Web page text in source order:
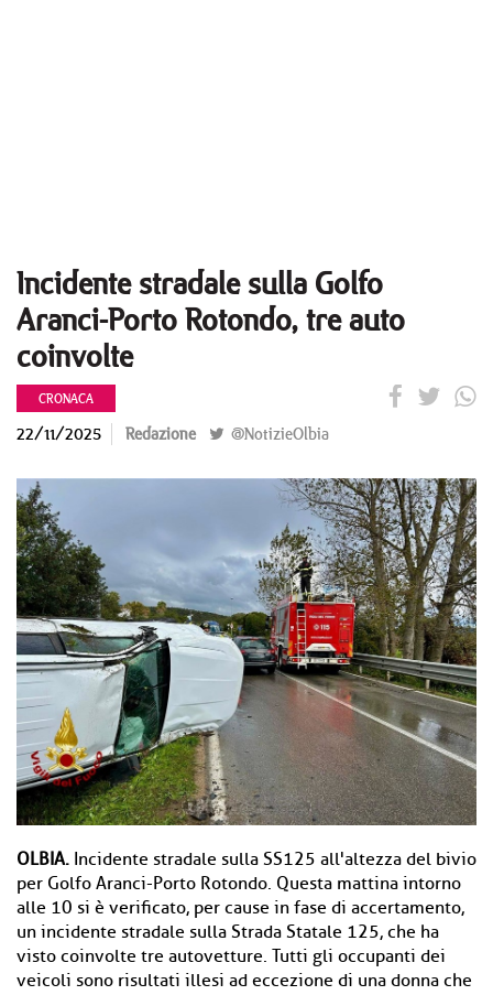
Incidente stradale sulla Golfo
Aranci-Porto Rotondo, tre auto
coinvolte
CRONACA
22/11/2025 Redazione @NotizieOlbia
OLBIA. Incidente stradale sulla SS125 all'altezza del bivio
per Golfo Aranci-Porto Rotondo. Questa mattina intorno
alle 10 si è verificato, per cause in fase di accertamento,
un incidente stradale sulla Strada Statale 125, che ha
visto coinvolte tre autovetture. Tutti gli occupanti dei
veicoli sono risultati illesi ad eccezione di una donna che